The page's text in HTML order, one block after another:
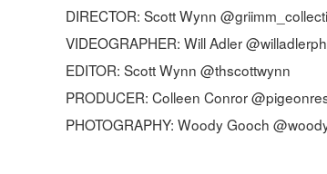
DIRECTOR: Scott Wynn
VIDEOGRAPHER: Will Adler
EDITOR: Scott Wynn @thscottwynn
PRODUCER: Colleen Conror
PHOTOGRAPHY: Woody Gooch